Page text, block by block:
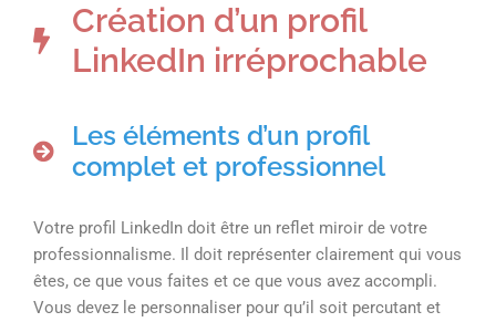
Création d’un profil
LinkedIn irréprochable
Les éléments d’un profil
complet et professionnel
Votre profil LinkedIn doit être un reflet miroir de votre
professionnalisme. Il doit représenter clairement qui vous
êtes, ce que vous faites et ce que vous avez accompli.
Vous devez le personnaliser pour qu’il soit percutant et